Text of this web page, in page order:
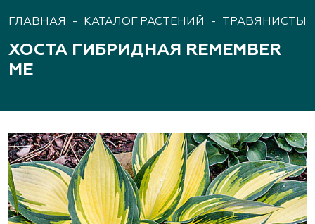
ГЛАВНАЯ - КАТАЛОГ РАСТЕНИЙ -
ХОСТА ГИБРИДНАЯ REMEMBER
ME